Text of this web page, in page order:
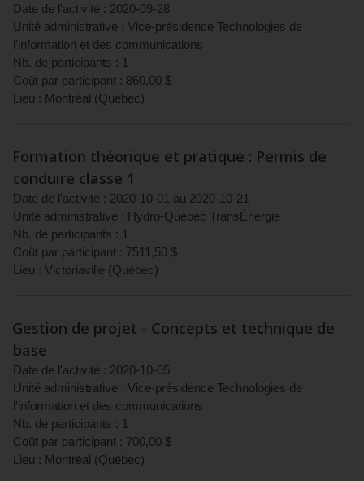
Date de l'activité : 2020-09-28
Unité administrative : Vice-présidence Technologies de
l'information et des communications
Nb. de participants : 1
Coût par participant : 860,00 $
Lieu : Montréal (Québec)
Formation théorique et pratique : Permis de
conduire classe 1
Date de l'activité : 2020-10-01 au 2020-10-21
Unité administrative : Hydro-Québec TransÉnergie
Nb. de participants : 1
Coût par participant : 7511,50 $
Lieu : Victoriaville (Québec)
Gestion de projet - Concepts et technique de
base
Date de l'activité : 2020-10-05
Unité administrative : Vice-présidence Technologies de
l'information et des communications
Nb. de participants : 1
Coût par participant : 700,00 $
Lieu : Montréal (Québec)